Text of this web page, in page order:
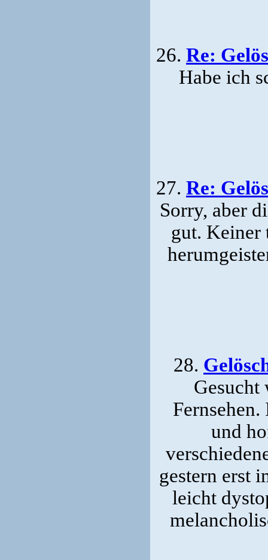
26. Re:
Habe ich
27. Re:
Sorry, aber
gut.
28.
und
gestern erst
leicht